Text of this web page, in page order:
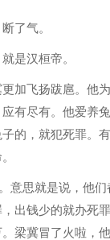
了气。
是汉桓帝。
加飞扬跋扈。他
有尽有。他爱养
的，就犯死罪。
意思就是说，他
出钱少的就办死
梁冀冒了火啦，